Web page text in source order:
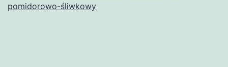
pomidorowo-śliwkowy